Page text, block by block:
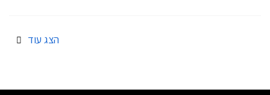
הצג עוד